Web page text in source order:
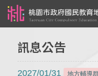
訊息公告
2027/01/31 地方輔導